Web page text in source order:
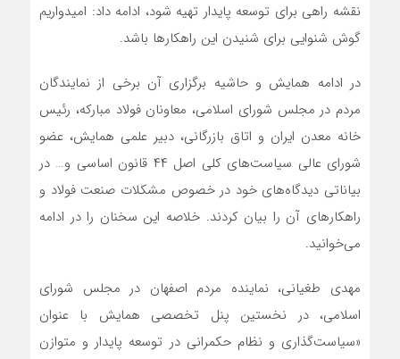
نقشه راهی برای توسعه پایدار تهیه شود، ادامه داد: امیدواریم
گوش شنوایی برای شنیدن این راهکارها باشد.
در ادامه همایش و حاشیه برگزاری آن برخی از نمایندگان
مردم در مجلس شورای اسلامی، معاونان فولاد مبارکه، رئیس
خانه معدن ایران و اتاق بازرگانی، دبیر علمی همایش، عضو
شورای عالی سیاست‌های کلی اصل ۴۴ قانون اساسی و… در
بیاناتی دیدگاه‌های خود در خصوص مشکلات صنعت فولاد و
راهکارهای آن را بیان کردند. خلاصه این سخنان را در ادامه
می‌خوانید.
مهدی طغیانی، نماینده مردم اصفهان در مجلس شورای
اسلامی، در نخستین پنل تخصصی همایش با عنوان
«سیاست‌گذاری و نظام حکمرانی در توسعه پایدار و متوازن